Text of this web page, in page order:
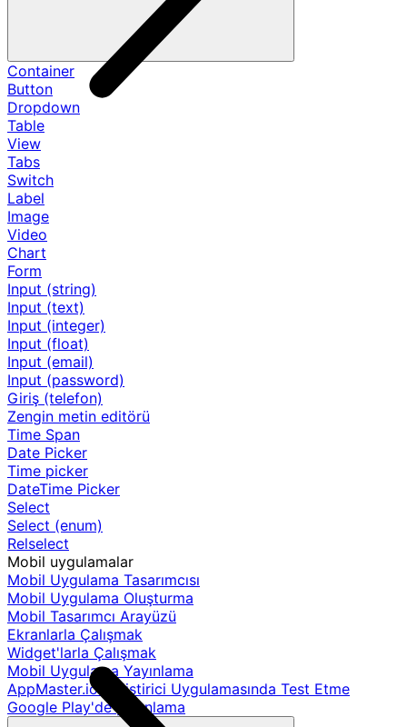
Container
Button
Dropdown
Table
View
Tabs
Switch
Label
Image
Video
Chart
Form
Input (string)
Input (text)
Input (integer)
Input (float)
Input (email)
Input (password)
Giriş (telefon)
Zengin metin editörü
Time Span
Date Picker
Time picker
DateTime Picker
Select
Select (enum)
Relselect
Mobil uygulamalar
Mobil Uygulama Tasarımcısı
Mobil Uygulama Oluşturma
Mobil Tasarımcı Arayüzü
Ekranlarla Çalışmak
Widget'larla Çalışmak
Mobil Uygulama Yayınlama
AppMaster.io Geliştirici Uygulamasında Test Etme
Google Play'de yayınlama